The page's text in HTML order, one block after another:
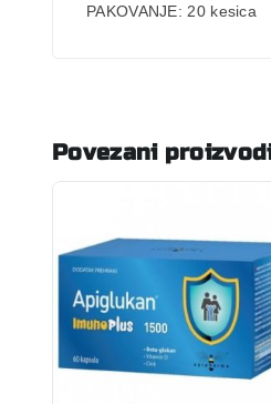
PAKOVANJE: 20 kesica
Povezani